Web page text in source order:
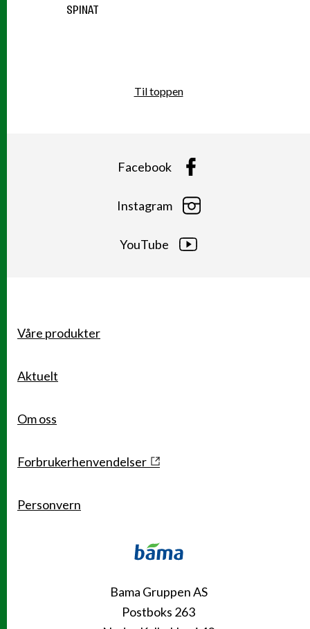
SPINAT
Til toppen
Facebook
Instagram
YouTube
Bama Gruppen AS
Postboks 263
Snarveier
Våre produkter
Aktuelt
Om oss
Forbrukerhenvendelser
Personvern